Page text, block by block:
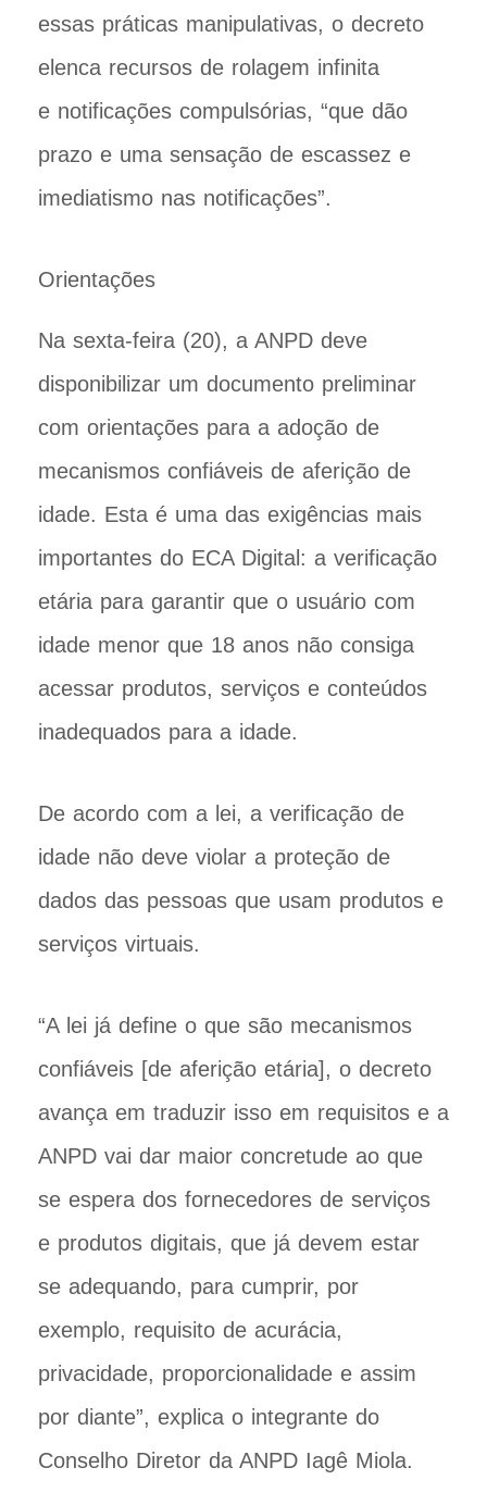
essas práticas manipulativas, o decreto
elenca recursos de rolagem infinita
e notificações compulsórias, “que dão
prazo e uma sensação de escassez e
imediatismo nas notificações”.
Orientações
Na sexta-feira (20), a ANPD deve
disponibilizar um documento preliminar
com orientações para a adoção de
mecanismos confiáveis de aferição de
idade. Esta é uma das exigências mais
importantes do ECA Digital: a verificação
etária para garantir que o usuário com
idade menor que 18 anos não consiga
acessar produtos, serviços e conteúdos
inadequados para a idade.
De acordo com a lei, a verificação de
idade não deve violar a proteção de
dados das pessoas que usam produtos e
serviços virtuais.
“A lei já define o que são mecanismos
confiáveis [de aferição etária], o decreto
avança em traduzir isso em requisitos e a
ANPD vai dar maior concretude ao que
se espera dos fornecedores de serviços
e produtos digitais, que já devem estar
se adequando, para cumprir, por
exemplo, requisito de acurácia,
privacidade, proporcionalidade e assim
por diante”, explica o integrante do
Conselho Diretor da ANPD Iagê Miola.